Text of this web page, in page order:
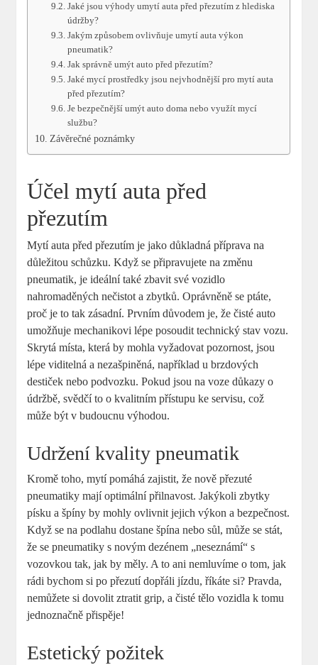
Jaké jsou výhody umytí auta před přezutím z hlediska
údržby?
Jakým způsobem ovlivňuje umytí auta výkon
pneumatik?
Jak správně umýt auto před přezutím?
Jaké mycí prostředky jsou nejvhodnější pro mytí auta
před přezutím?
Je bezpečnější umýt auto doma nebo využít mycí
službu?
Závěrečné poznámky
Účel mytí auta před
přezutím
Mytí auta před přezutím je jako důkladná příprava na
důležitou schůzku. Když se připravujete na změnu
pneumatik, je ideální také zbavit své vozidlo
nahromaděných nečistot a zbytků. Oprávněně se ptáte,
proč je to tak zásadní. Prvním důvodem je, že čisté auto
umožňuje mechanikovi lépe posoudit technický stav vozu.
Skrytá místa, která by mohla vyžadovat pozornost, jsou
lépe viditelná a nezašpiněná, například u brzdových
destiček nebo podvozku. Pokud jsou na voze důkazy o
údržbě, svědčí to o kvalitním přístupu ke servisu, což
může být v budoucnu výhodou.
Udržení kvality pneumatik
Kromě toho, mytí pomáhá zajistit, že nově přezuté
pneumatiky mají optimální přilnavost. Jakýkoli zbytky
písku a špíny by mohly ovlivnit jejich výkon a bezpečnost.
Když se na podlahu dostane špína nebo sůl, může se stát,
že se pneumatiky s novým dezénem „neseznámí“ s
vozovkou tak, jak by měly. A to ani nemluvíme o tom, jak
rádi bychom si po přezutí dopřáli jízdu, říkáte si? Pravda,
nemůžete si dovolit ztratit grip, a čisté tělo vozidla k tomu
jednoznačně přispěje!
Estetický požitek